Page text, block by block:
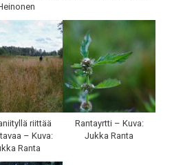
riittää
– Kuva:
Ranta
Rantayrtti – Kuva:
Jukka Ranta